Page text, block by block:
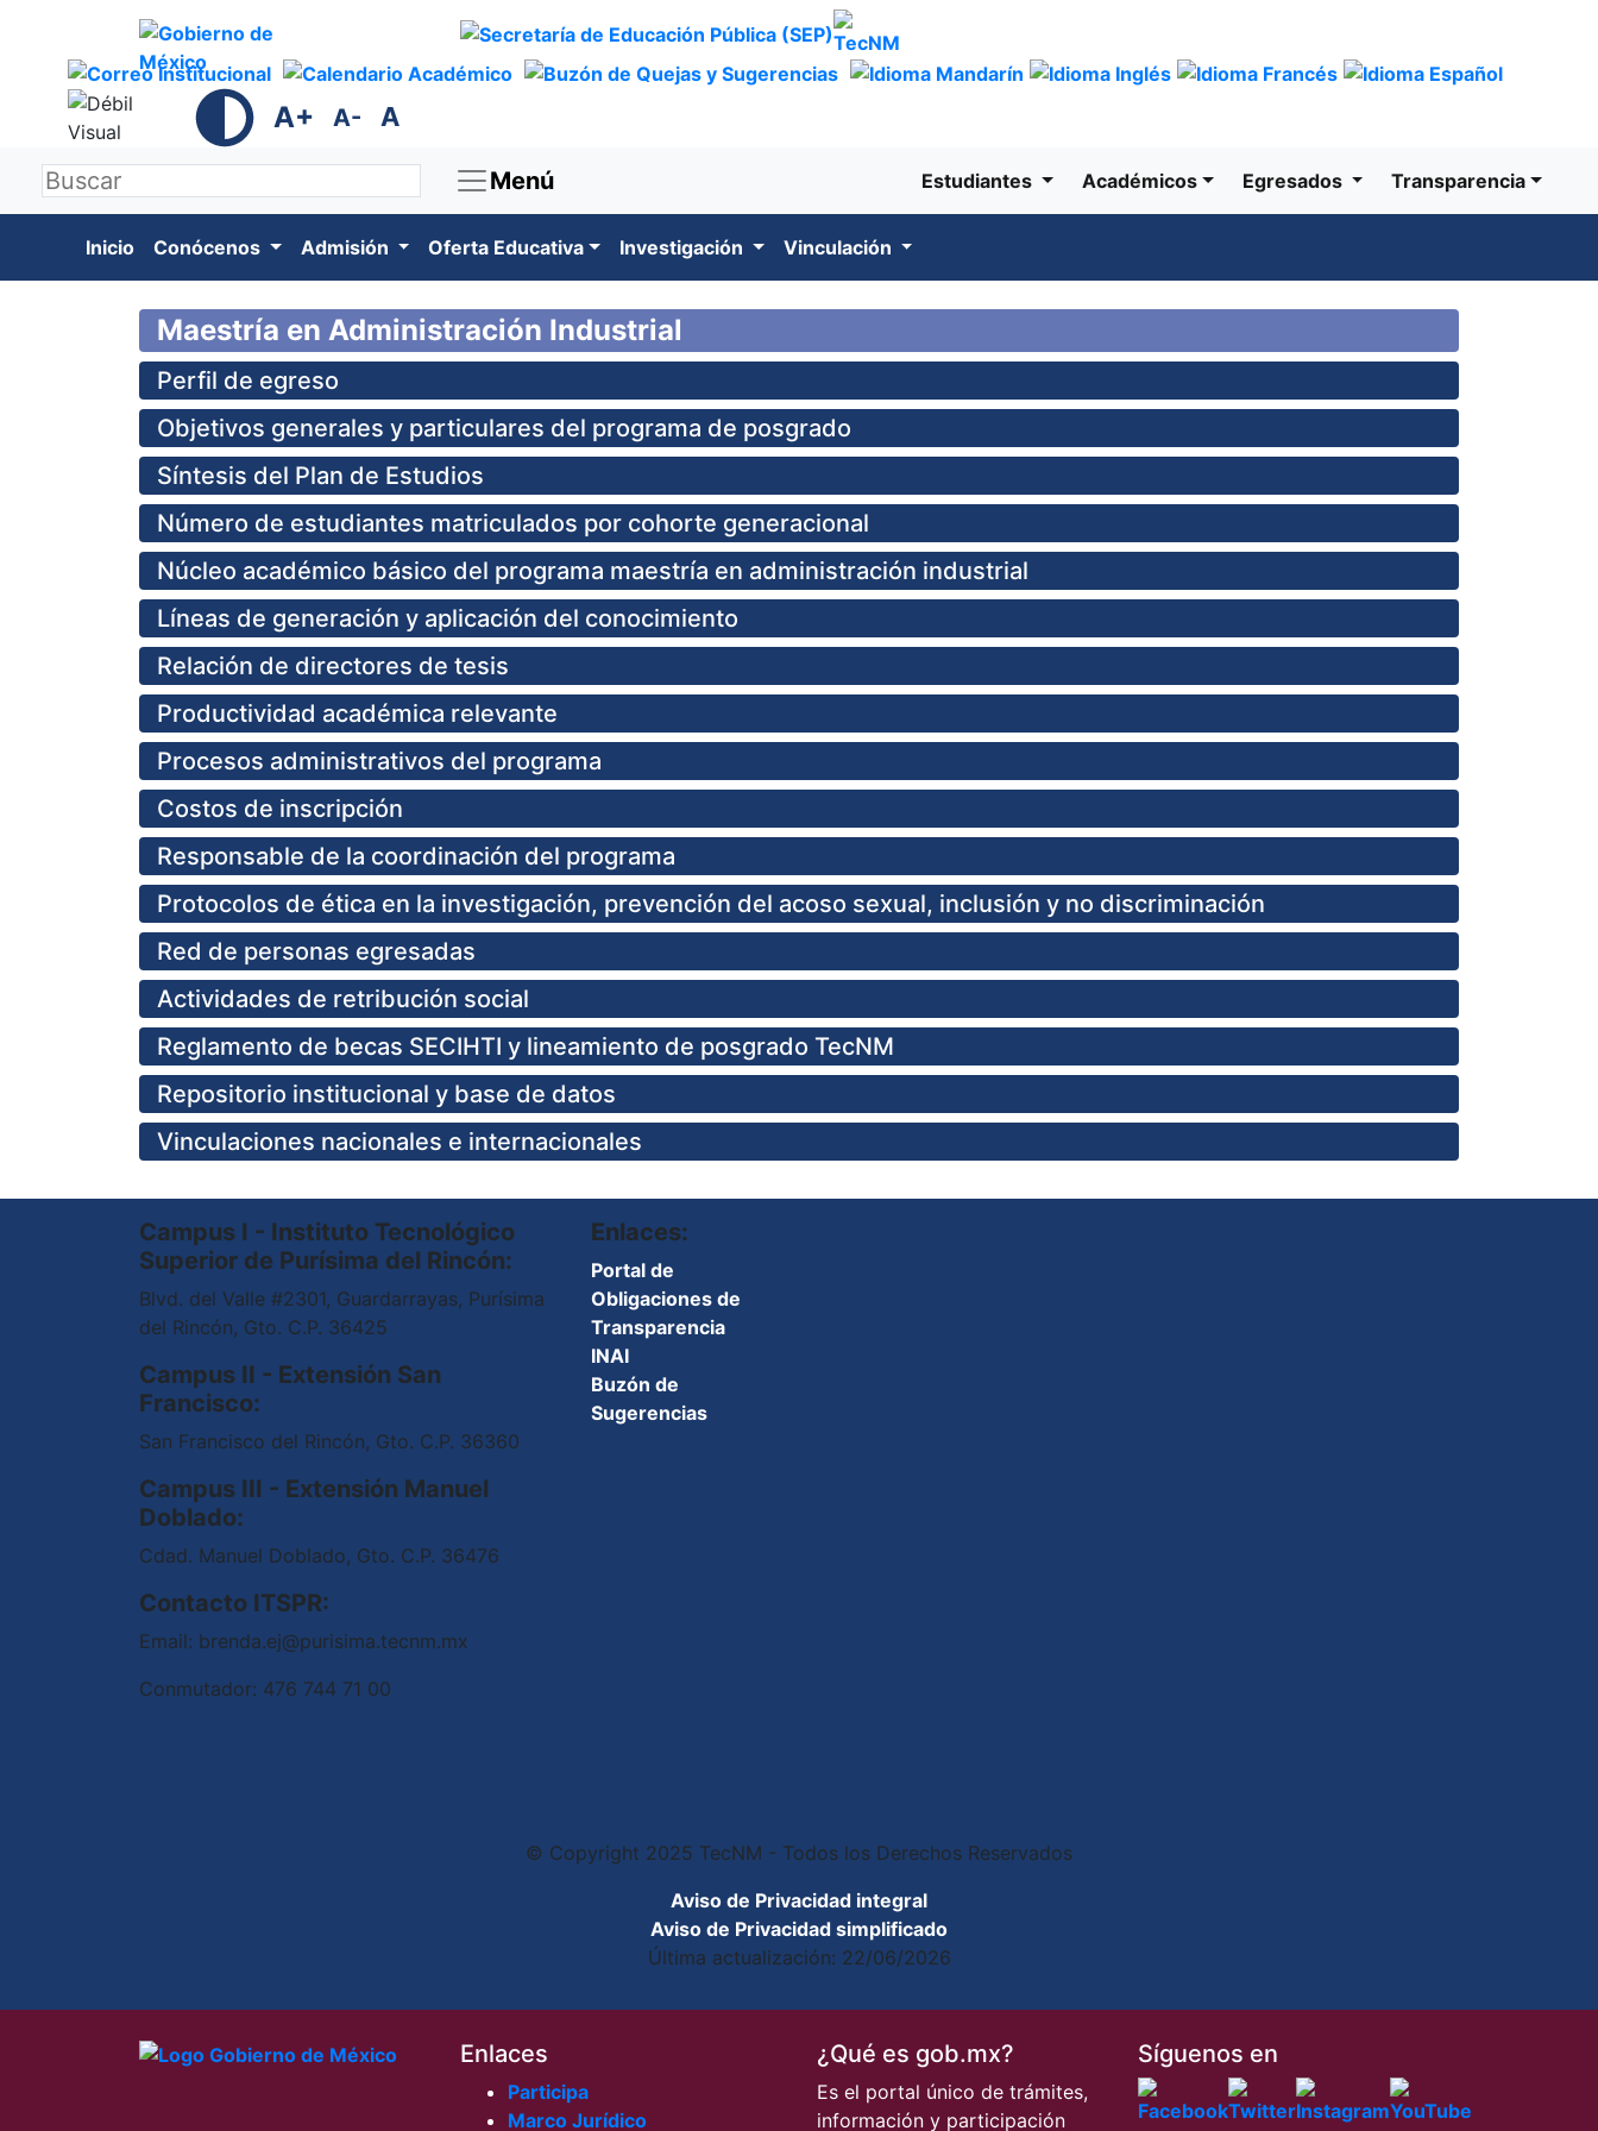
A+ A- A
Menú Estudiantes Académicos Egresados Transparencia
Inicio Conócenos Admisión Oferta Educativa Investigación Vinculación
Maestría en Administración Industrial
Perfil de egreso
Objetivos generales y particulares del programa de posgrado
Síntesis del Plan de Estudios
Número de estudiantes matriculados por cohorte generacional
Núcleo académico básico del programa maestría en administración industrial
Líneas de generación y aplicación del conocimiento
Relación de directores de tesis
Productividad académica relevante
Procesos administrativos del programa
Costos de inscripción
Responsable de la coordinación del programa
Protocolos de ética en la investigación, prevención del acoso sexual, inclusión y no discriminación
Red de personas egresadas
Actividades de retribución social
Reglamento de becas SECIHTI y lineamiento de posgrado TecNM
Repositorio institucional y base de datos
Vinculaciones nacionales e internacionales
Campus I - Instituto Tecnológico
Superior de Purísima del Rincón:
Blvd. del Valle #2301, Guardarrayas, Purísima
del Rincón, Gto. C.P. 36425
Campus II - Extensión San
Francisco:
San Francisco del Rincón, Gto. C.P. 36360
Campus III - Extensión Manuel
Doblado:
Cdad. Manuel Doblado, Gto. C.P. 36476
Contacto ITSPR:
Email: brenda.ej@purisima.tecnm.mx
Conmutador: 476 744 71 00
Enlaces:
Portal de
Obligaciones de
Transparencia
INAI
Buzón de
Sugerencias
© Copyright 2025 TecNM - Todos los Derechos Reservados
Aviso de Privacidad integral
Aviso de Privacidad simplificado
Última actualización: 22/06/2026
Enlaces
Participa
Marco Jurídico
¿Qué es gob.mx?
Es el portal único de trámites,
información y participación
Síguenos en